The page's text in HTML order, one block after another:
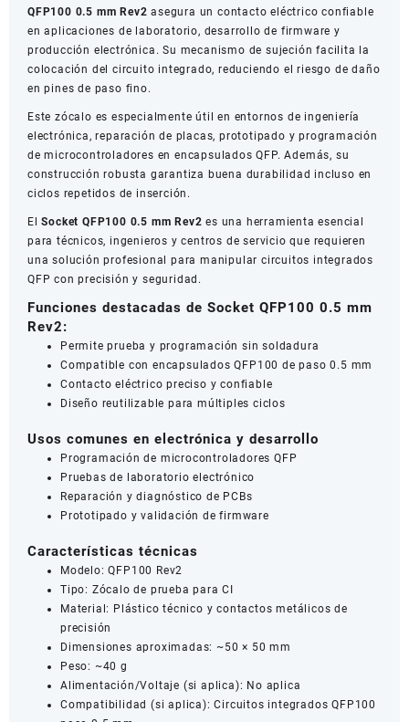
QFP100 0.5 mm Rev2 asegura un contacto eléctrico confiable
en aplicaciones de laboratorio, desarrollo de firmware y
producción electrónica. Su mecanismo de sujeción facilita la
colocación del circuito integrado, reduciendo el riesgo de daño
en pines de paso fino.
Este zócalo es especialmente útil en entornos de ingeniería
electrónica, reparación de placas, prototipado y programación
de microcontroladores en encapsulados QFP. Además, su
construcción robusta garantiza buena durabilidad incluso en
ciclos repetidos de inserción.
ElSocket QFP100 0.5 mm Rev2 es una herramienta esencial
para técnicos, ingenieros y centros de servicio que requieren
una solución profesional para manipular circuitos integrados
QFP con precisión y seguridad.
Funciones destacadas de Socket QFP100 0.5 mm
Rev2:
Permite prueba y programación sin soldadura
Compatible con encapsulados QFP100 de paso 0.5 mm
Contacto eléctrico preciso y confiable
Diseño reutilizable para múltiples ciclos
Usos comunes en electrónica y desarrollo
Programación de microcontroladores QFP
Pruebas de laboratorio electrónico
Reparación y diagnóstico de PCBs
Prototipado y validación de firmware
Características técnicas
Modelo: QFP100 Rev2
Tipo: Zócalo de prueba para CI
Material: Plástico técnico y contactos metálicos de
precisión
Dimensiones aproximadas: ~50 × 50 mm
Peso: ~40 g
Alimentación/Voltaje (si aplica): No aplica
Compatibilidad (si aplica): Circuitos integrados QFP100